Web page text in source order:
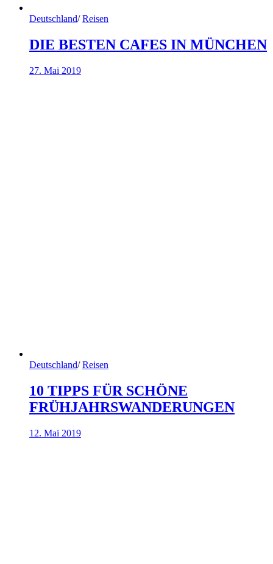
Deutschland/ Reisen
DIE BESTEN CAFES IN MÜNCHEN
27. Mai 2019
Deutschland/ Reisen
10 TIPPS FÜR SCHÖNE
FRÜHJAHRSWANDERUNGEN
12. Mai 2019